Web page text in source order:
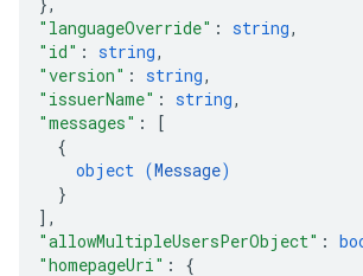
"languageOverride" : string,
"id" : string,
"version" : string,
"issuerName" : string,
"messages" :
[
{
object (Message)
}
] ,
"allowMultipleUsersPerObject" :
"homepageUri" : {